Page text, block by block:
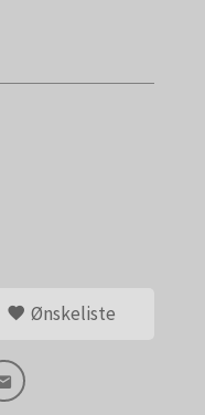
Ønskeliste